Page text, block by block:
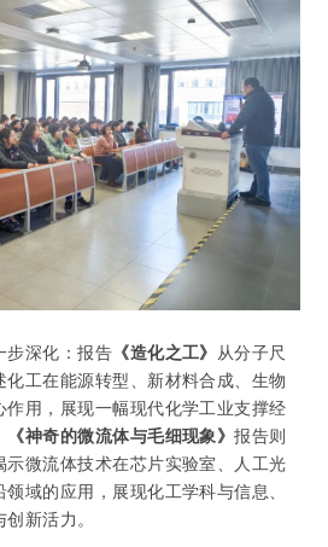
步深化：报告 《造化之工》
从分子尺
化工在能源转型、新材料合成、生物
作用，展现一幅现代化学工业支撑经
《神奇的微流体与毛细现象》报告则
示微流体技术在芯片实验室、人工光
域的应用，展现化工学科与信息、
新活力。